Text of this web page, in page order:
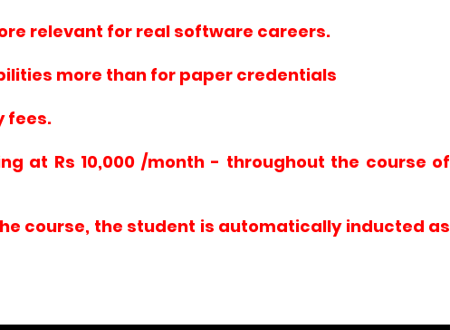
relevant for real software careers.
more than for paper credentials
fees.
at Rs 10,000 /month - throughout the course of
course, the student is automatically inducted as